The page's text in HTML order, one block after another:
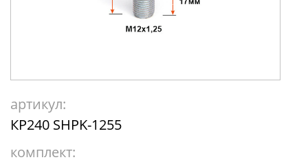
артикул:
КР240 SHPK-1255
комплект: